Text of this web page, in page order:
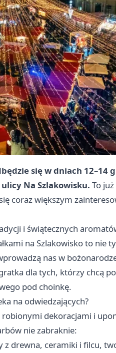
się w dniach 12–14
Na Szlakowisku. To
coraz większym
i świątecznych
na Szlakowisko to nie
nas w
dla tych, którzy chcą
pod choinkę.
na odwiedzających?
dekoracjami i
nie zabraknie:
z drewna, ceramiki i filcu,